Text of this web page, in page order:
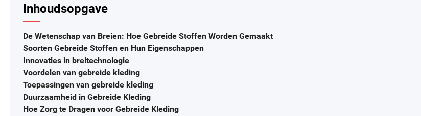
Inhoudsopgave
De Wetenschap van Breien: Hoe Gebreide Stoffen Worden Gemaakt
Soorten Gebreide Stoffen en Hun Eigenschappen
Innovaties in breitechnologie
Voordelen van gebreide kleding
Toepassingen van gebreide kleding
Duurzaamheid in Gebreide Kleding
Hoe Zorg te Dragen voor Gebreide Kleding